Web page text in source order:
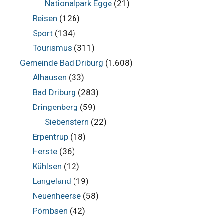
Nationalpark Egge (21)
Reisen (126)
Sport(134)
Tourismus (311)
Gemeinde Bad Driburg (1.608)
Alhausen (33)
Bad Driburg (283)
Dringenberg (59)
Siebenstern (22)
Erpentrup(18)
Herste(36)
Kühlsen (12)
Langeland (19)
Neuenheerse(58)
Pömbsen (42)